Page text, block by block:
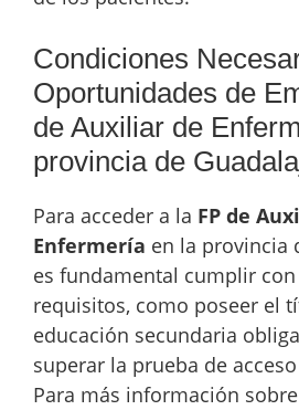
Condiciones
Oportunidades de
de Auxiliar de
provincia de
Para acceder a la FP de
Enfermería en la provincia
es fundamental cumplir
requisitos, como poseer el
educación secundaria
superar la prueba de
Para más información